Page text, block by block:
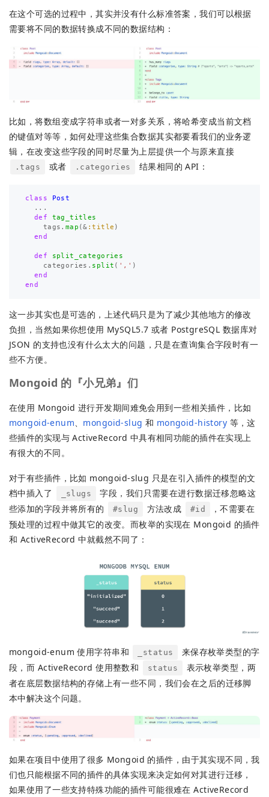
在这个可选的过程中，其实并没有什么标准答案，我们可以根据
需要将不同的数据转换成不同的数据结构：
比如，将数组变成字符串或者一对多关系，将哈希变成当前文档
的键值对等等，如何处理这些集合数据其实都要看我们的业务逻
辑，在改变这些字段的同时尽量为上层提供一个与原来直接
.tags 或者 .categories 结果相同的 API：
class
Post
...
def
tag_titles
tags . map (& :title )
end
def
split_categories
categories . split ( ',' )
end
end
这一步其实也是可选的，上述代码只是为了减少其他地方的修改
负担，当然如果你想使用 MySQL5.7 或者 PostgreSQL 数据库对
JSON 的支持也没有什么太大的问题，只是在查询集合字段时有一
些不方便。
Mongoid 的『小兄弟』们
在使用 Mongoid 进行开发期间难免会用到一些相关插件，比如
mongoid-enum、 mongoid-slug 和 mongoid-history 等，这
些插件的实现与 ActiveRecord 中具有相同功能的插件在实现上
有很大的不同。
对于有些插件，比如 mongoid-slug 只是在引入插件的模型的文
档中插入了
_slugs
字段，我们只需要在进行数据迁移忽略这
些添加的字段并将所有的
#slug 方法改成 #id
，不需要在
预处理的过程中做其它的改变。而枚举的实现在 Mongoid 的插件
和 ActiveRecord 中就截然不同了：
mongoid-enum 使用字符串和 _status
来保存枚举类型的字
段，而 ActiveRecord 使用整数和
status
表示枚举类型，两
者在底层数据结构的存储上有一些不同，我们会在之后的迁移脚
本中解决这个问题。
如果在项目中使用了很多 Mongoid 的插件，由于其实现不同，我
们也只能根据不同的插件的具体实现来决定如何对其进行迁移，
如果使用了一些支持特殊功能的插件可能很难在 ActiveRecord